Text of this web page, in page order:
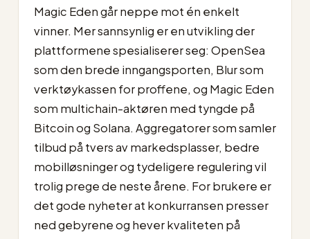
Magic Eden går neppe mot én enkelt
vinner. Mer sannsynlig er en utvikling der
plattformene spesialiserer seg: OpenSea
som den brede inngangsporten, Blur som
verktøykassen for proffene, og Magic Eden
som multichain-aktøren med tyngde på
Bitcoin og Solana. Aggregatorer som samler
tilbud på tvers av markedsplasser, bedre
mobilløsninger og tydeligere regulering vil
trolig prege de neste årene. For brukere er
det gode nyheter at konkurransen presser
ned gebyrene og hever kvaliteten på